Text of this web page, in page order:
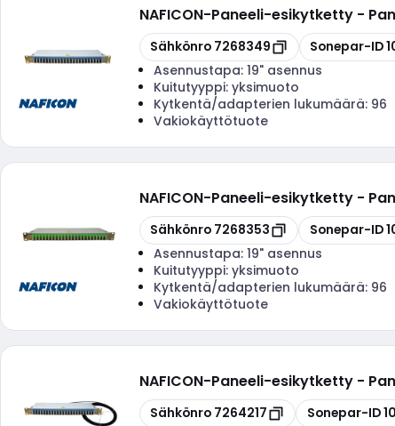
NAFICON-Paneeli-esikytketty -
Kopioi
Sähkönro 7268349 Kopioi
Sonepar-ID
Asennustapa: 19" asennus
Kuitutyyppi: yksimuoto
Kytkentä/adapterien lukumäärä: 96
Vakiokäyttötuote
NAFICON-Paneeli-esikytketty -
Kopioi
Sähkönro 7268353 Kopioi
Sonepar-ID
Asennustapa: 19" asennus
Kuitutyyppi: yksimuoto
Kytkentä/adapterien lukumäärä: 96
Vakiokäyttötuote
NAFICON-Paneeli-esikytketty - Pan.
Kopioi
Sähkönro 7264217 Kopioi
Sonepar-ID